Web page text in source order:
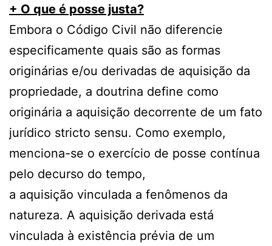
+ O que é posse justa?
Embora o Código Civil não diferencie
especificamente quais são as formas
originárias e/ou derivadas de aquisição da
propriedade, a doutrina define como
originária a aquisição decorrente de um fato
jurídico stricto sensu. Como exemplo,
menciona-se o exercício de posse contínua
pelo decurso do tempo,
a aquisição vinculada a fenômenos da
natureza. A aquisição derivada está
vinculada à existência prévia de um